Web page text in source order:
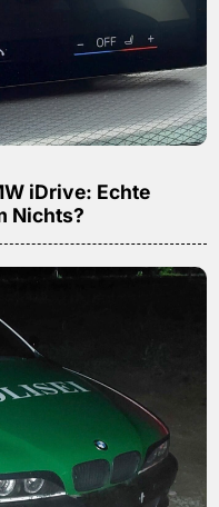
iDrive: Echte
Nichts?